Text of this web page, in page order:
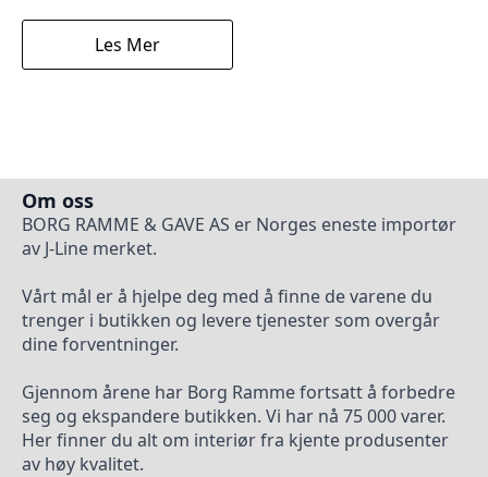
Les Mer
Om oss
BORG RAMME & GAVE AS er Norges eneste importør
av J-Line merket.
Vårt mål er å hjelpe deg med å finne de varene du
trenger i butikken og levere tjenester som overgår
dine forventninger.
Gjennom årene har Borg Ramme fortsatt å forbedre
seg og ekspandere butikken. Vi har nå 75 000 varer.
Her finner du alt om interiør fra kjente produsenter
av høy kvalitet.